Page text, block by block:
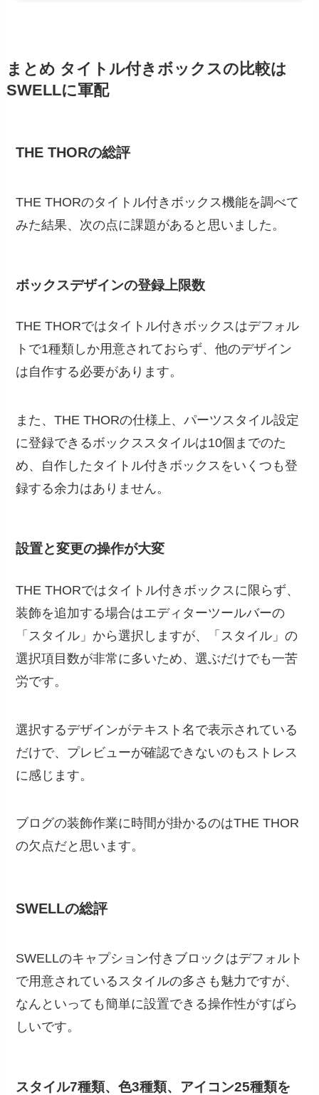
まとめ タイトル付きボックスの比較は
SWELLに軍配
THE THORの総評
THE THORのタイトル付きボックス機能を調べて
みた結果、次の点に課題があると思いました。
ボックスデザインの登録上限数
THE THORではタイトル付きボックスはデフォル
トで1種類しか用意されておらず、他のデザイン
は自作する必要があります。
また、THE THORの仕様上、パーツスタイル設定
に登録できるボックススタイルは10個までのた
め、自作したタイトル付きボックスをいくつも登
録する余力はありません。
設置と変更の操作が大変
THE THORではタイトル付きボックスに限らず、
装飾を追加する場合はエディターツールバーの
「スタイル」から選択しますが、「スタイル」の
選択項目数が非常に多いため、選ぶだけでも一苦
労です。
選択するデザインがテキスト名で表示されている
だけで、プレビューが確認できないのもストレス
に感じます。
ブログの装飾作業に時間が掛かるのはTHE THOR
の欠点だと思います。
SWELLの総評
SWELLのキャプション付きブロックはデフォルト
で用意されているスタイルの多さも魅力ですが、
なんといっても簡単に設置できる操作性がすばら
しいです。
スタイル7種類、色3種類、アイコン25種類を